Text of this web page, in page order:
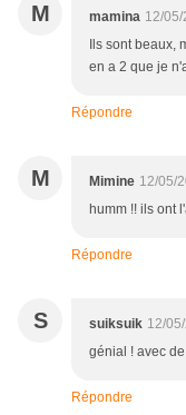
M mamina 12/
Ils sont beaux,
en a 2 que je
Répondre
M Mimine 12/05/
humm !! ils ont
Répondre
S suiksuik 12/
génial ! avec
Répondre